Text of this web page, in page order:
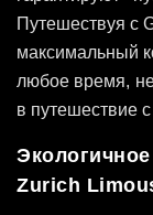
Путешествуя с
максимальный
любое время,
в путешествие
Zurich